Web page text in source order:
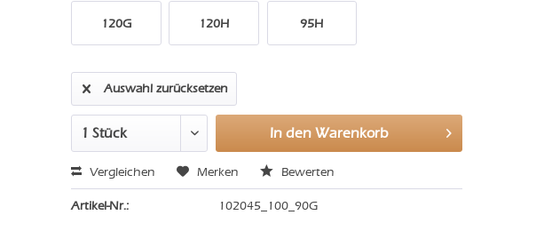
120G 120H 95H
Auswahl zurücksetzen
In den Warenkorb
Vergleichen Merken Bewerten
Artikel-Nr.: 102045_100_90G